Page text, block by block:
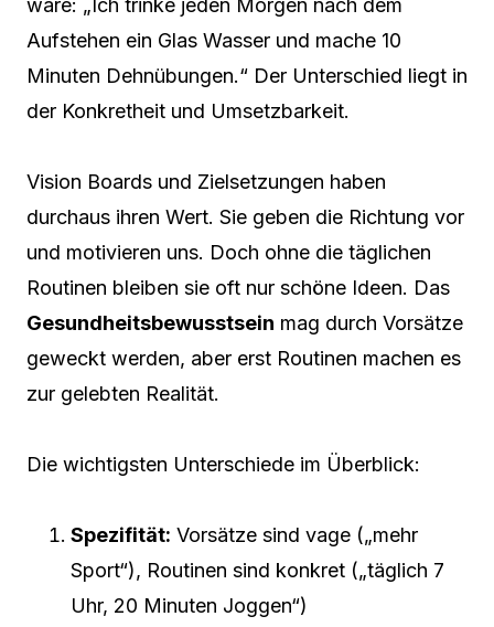
wäre: „Ich trinke jeden Morgen nach dem
Aufstehen ein Glas Wasser und mache 10
Minuten Dehnübungen.“ Der Unterschied liegt in
der Konkretheit und Umsetzbarkeit.
Vision Boards und Zielsetzungen haben
durchaus ihren Wert. Sie geben die Richtung vor
und motivieren uns. Doch ohne die täglichen
Routinen bleiben sie oft nur schöne Ideen. Das
Gesundheitsbewusstsein mag durch Vorsätze
geweckt werden, aber erst Routinen machen es
zur gelebten Realität.
Die wichtigsten Unterschiede im Überblick:
Spezifität: Vorsätze sind vage („mehr
Sport“), Routinen sind konkret („täglich 7
Uhr, 20 Minuten Joggen“)